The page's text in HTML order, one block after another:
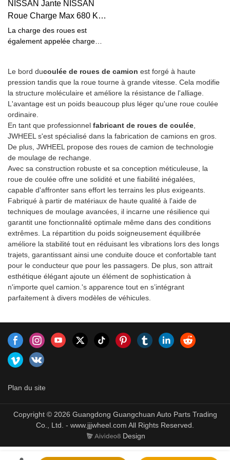
Le bord ducoulée de roues de camion est forgé à haute
pression tandis que la roue tourne à grande vitesse. Cela modifie
la structure moléculaire et améliore la résistance de l'alliage.
L'avantage est un poids beaucoup plus léger qu'une roue coulée
ordinaire.
En tant que professionnel fabricant de roues de coulée
JWHEEL s'est spécialisé dans la fabrication de camions en gros.
De plus, JWHEEL propose des roues de camion de technologie
de moulage de rechange.
Avec sa construction robuste et sa conception méticuleuse, la
roue de coulée offre une solidité et une fiabilité inégalées,
capable d'affronter sans effort les terrains les plus exigeants.
Fabriqué à partir de matériaux de haute qualité à l'aide de
techniques de moulage avancées, il incarne une résilience qui
garantit une fonctionnalité optimale même dans des conditions
extrêmes. La répartition du poids soigneusement équilibrée
améliore la stabilité tout en réduisant les vibrations lors des longs
trajets, garantissant ainsi une conduite douce et confortable tant
pour le conducteur que pour les passagers. De plus, son attrait
esthétique élégant ajoute un élément de sophistication à
n'importe quel camion.'s apparence tout en s’intégrant
parfaitement à divers modèles de véhicules.
dans des conditions extrêmes.
Ils sont conçus pour adhérer
plus efficacement que les
pneus de route, du Slickrock et
des rochers à la boue et à la
améliorer vos excursions du
week-end, achetez des pneus
qui sont stables, offrent une
zone de traction étendue et
sont connus pour fonctionner
dans des conditions difficiles.
et Range Rover V6. En outre,
vous pouvez également
personnaliser le PCD de la
roue pour l'adapter à votre
NISSAN Jante NISSAN
Roue Charge Max 680 KG |
JWHEEL
La charge des roues est
également appelée charge
Habituellement, la charge
maximale d'une roue devrait
être d'environ 30 % du poids
total d'une voiture. Les trois
tests de performance des
roues (test de résistance aux
chocs, test de fatigue en flexion
et test de fatigue radiale
dynamique) sont basés sur la
charge maximale. Le
laboratoire JWHEEL est équipé
d'installations de test complètes
et est capable d'effectuer
différents tests en fonction des
exigences du client.
Plan du site
Copyright © 2026 Guangdong Guangchuan Auto Parts Trading
Co., Ltd. - www.jjjwheel.com All Rights Reserved.
Design